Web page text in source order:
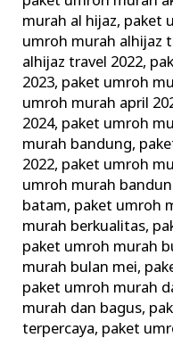
murah al hijaz, paket
umroh murah alhijaz
alhijaz travel 2022,
2023, paket umroh
umroh murah april
2024, paket umroh
murah bandung,
2022, paket umroh
umroh murah
batam, paket umroh
murah berkualitas,
paket umroh murah
murah bulan mei,
paket umroh murah
murah dan bagus,
terpercaya, paket